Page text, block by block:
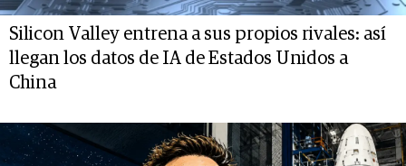
Silicon Valley entrena a sus propios rivales: así
llegan los datos de IA de Estados Unidos a
China